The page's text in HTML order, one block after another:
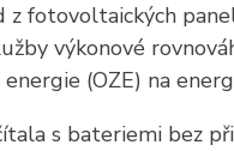
z fotovoltaických
výkonové
(OZE) na
s bateriemi bez